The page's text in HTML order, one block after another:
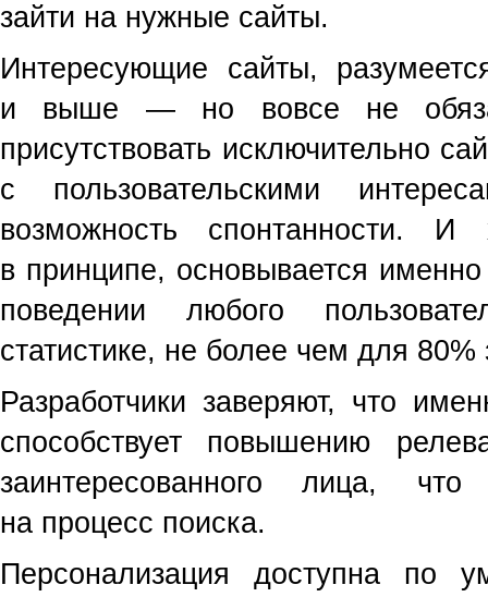
зайти на нужные сайты.
Интересующие сайты,
и выше — но вовсе не
присутствовать исключительно
с пользовательскими
возможность спонтанности. И
в принципе, основывается
поведении любого
статистике, не более чем для 80%
Разработчики заверяют, что
способствует повышению
заинтересованного лица,
на процесс поиска.
Персонализация доступна по